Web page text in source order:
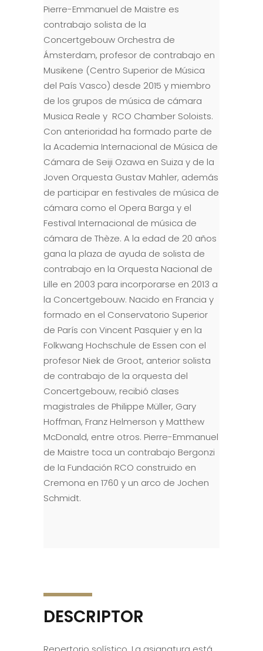
Pierre-Emmanuel de Maistre es
contrabajo solista de la
Concertgebouw Orchestra de
Ámsterdam, profesor de contrabajo en
Musikene (Centro Superior de Música
del País Vasco) desde 2015 y miembro
de los grupos de música de cámara
Musica Reale y RCO Chamber Soloists.
Con anterioridad ha formado parte de
la Academia Internacional de Música de
Cámara de Seiji Ozawa en Suiza y de la
Joven Orquesta Gustav Mahler, además
de participar en festivales de música de
cámara como el Opera Barga y el
Festival Internacional de música de
cámara de Thèze. A la edad de 20 años
gana la plaza de ayuda de solista de
contrabajo en la Orquesta Nacional de
Lille en 2003 para incorporarse en 2013 a
la Concertgebouw. Nacido en Francia y
formado en el Conservatorio Superior
de París con Vincent Pasquier y en la
Folkwang Hochschule de Essen con el
profesor Niek de Groot, anterior solista
de contrabajo de la orquesta del
Concertgebouw, recibió clases
magistrales de Philippe Müller, Gary
Hoffman, Franz Helmerson y Matthew
McDonald, entre otros. Pierre-Emmanuel
de Maistre toca un contrabajo Bergonzi
de la Fundación RCO construido en
Cremona en 1760 y un arco de Jochen
Schmidt.
DESCRIPTOR